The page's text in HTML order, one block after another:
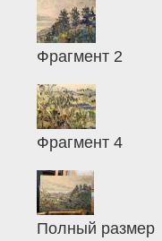
Фрагмент 2
Фрагмент 4
Полный размер